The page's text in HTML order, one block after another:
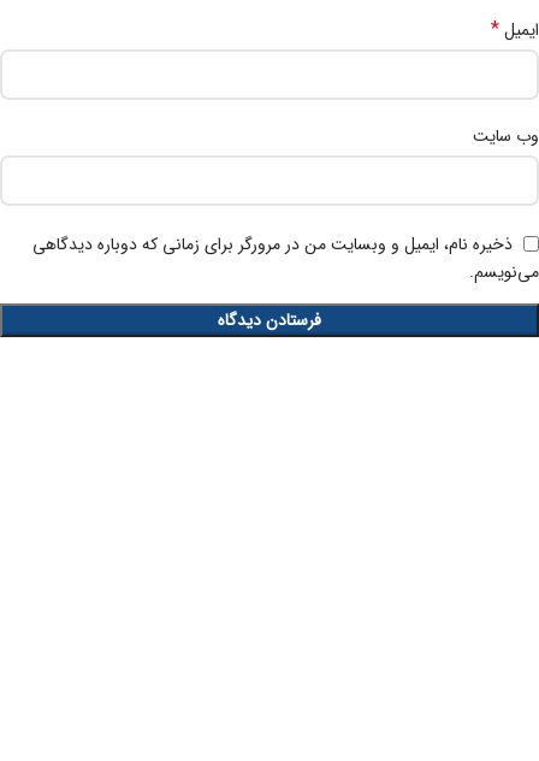
ایمیل*
وب‌ سایت
ذخیره نام، ایمیل و وبسایت من در مرورگر برای زمانی که دوباره دیدگاهی
می‌نویسم.